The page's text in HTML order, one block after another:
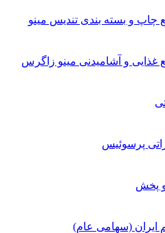
و بسته بندی تندیس مینو
و آشامیدنی مینو زاگرس
پرسوئیس
پخش
(سهامی عام)